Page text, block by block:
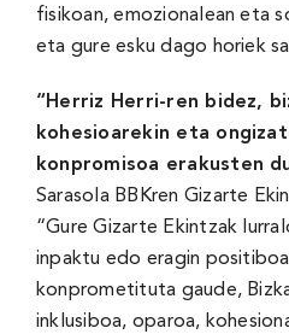
fisikoan, emozionalean eta
eta gure esku dago horiek
“Herriz Herri-ren bidez,
kohesioarekin eta
konpromisoa erakusten
Sarasola BBKren Gizarte
“Gure Gizarte Ekintzak
inpaktu edo eragin
konprometituta gaude,
inklusiboa, oparoa,